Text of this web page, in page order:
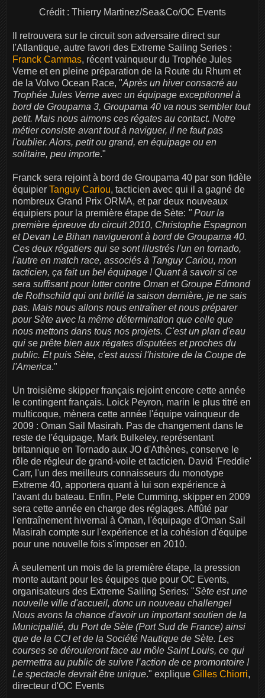
Crédit : Thierry Martinez/Sea&Co/OC Events
Il retrouvera sur le circuit son adversaire direct sur
l'Atlantique, autre favori des Extreme Sailing Series :
Franck Cammas, récent vainqueur du Trophée Jules
Verne et en pleine préparation de la Route du Rhum et
de la Volvo Ocean Race, "Après un hiver consacré au
Trophée Jules Verne avec un équipage exceptionnel à
bord de Groupama 3, Groupama 40 va nous sembler tout
petit. Mais nous aimons ces régates au contact. Notre
métier consiste avant tout à naviguer, il ne faut pas
l'oublier. Alors, petit ou grand, en équipage ou en
solitaire, peu importe."
Franck sera rejoint à bord de Groupama 40 par son fidèle
équipier Tanguy Cariou, tacticien avec qui il a gagné de
nombreux Grand Prix ORMA, et par deux nouveaux
équipiers pour la première étape de Sète: " Pour la
première épreuve du circuit 2010, Christophe Espagnon
et Devan Le Bihan navigueront à bord de Groupama 40.
Ces deux régatiers qui se sont illustrés l'un en tornado,
l'autre en match race, associés à Tanguy Cariou, mon
tacticien, ça fait un bel équipage ! Quant à savoir si ce
sera suffisant pour lutter contre Oman et Groupe Edmond
de Rothschild qui ont brillé la saison dernière, je ne sais
pas. Mais nous allons nous entraîner et nous préparer
pour Sète avec la même détermination que celle que
nous mettons dans tous nos projets. C'est un plan d'eau
qui se prête bien aux régates disputées et proches du
public. Et puis Sète, c'est aussi l'histoire de la Coupe de
l'America."
Un troisième skipper français rejoint encore cette année
le contingent français. Loick Peyron, marin le plus titré en
multicoque, mènera cette année l'équipe vainqueur de
2009 : Oman Sail Masirah. Pas de changement dans le
reste de l'équipage, Mark Bulkeley, représentant
britannique en Tornado aux JO d'Athènes, conserve le
rôle de régleur de grand-voile et tacticien. David 'Freddie'
Carr, l'un des meilleurs connaisseurs du monotype
Extreme 40, apportera quant à lui son expérience à
l'avant du bateau. Enfin, Pete Cumming, skipper en 2009
sera cette année en charge des réglages. Affûté par
l'entraînement hivernal à Oman, l'équipage d'Oman Sail
Masirah compte sur l'expérience et la cohésion d'équipe
pour une nouvelle fois s'imposer en 2010.
À seulement un mois de la première étape, la pression
monte autant pour les équipes que pour OC Events,
organisateurs des Extreme Sailing Series: "Sète est une
nouvelle ville d'accueil, donc un nouveau challenge!
Nous avons la chance d'avoir un important soutien de la
Municipalité, du Port de Sète (Port Sud de France) ainsi
que de la CCI et de la Société Nautique de Sète. Les
courses se dérouleront face au môle Saint Louis, ce qui
permettra au public de suivre l’action de ce promontoire !
Le spectacle devrait être unique." explique Gilles Chiorri,
directeur d'OC Events